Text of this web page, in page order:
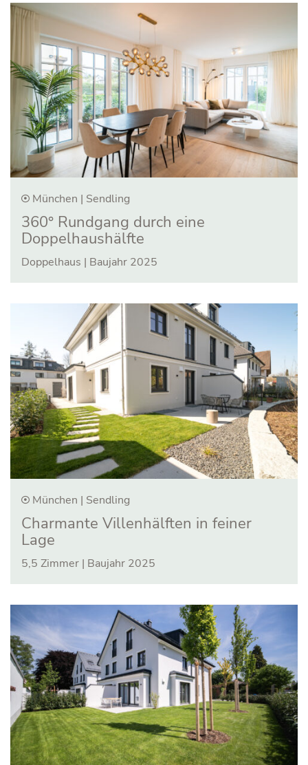
München | Sendling
360° Rundgang durch eine
Doppelhaushälfte
Doppelhaus | Baujahr 2025
München | Sendling
Charmante Villenhälften in feiner
Lage
5,5 Zimmer | Baujahr 2025